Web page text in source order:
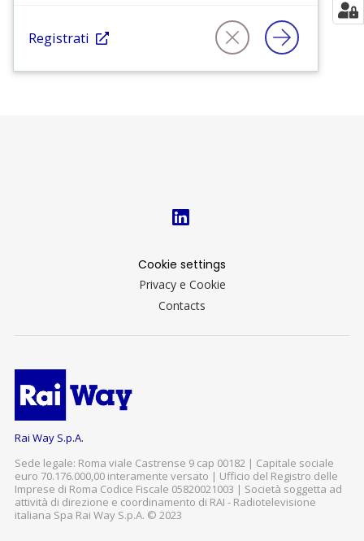
Registrati
Cookie settings
Privacy e Cookie
Contacts
Rai Way S.p.A.
Sede legale: Roma viale Castrense 9 cap 00182 | Capitale sociale
euro 70.176.000,00 interamente versato | Ufficio del Registro delle
Imprese di Roma Codice Fiscale 05820021003 | Società soggetta ad
attività di direzione e coordinamento di RAI - Radiotelevisione
italiana Spa Rai Way S.p.A. © 2023